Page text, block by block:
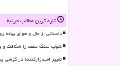
تازه ترین مطالب مرتبط
داستانی از حال و هوای پیاده
شهاب سنگ سقف را شکافت و
تغییر امیدوارکننده در